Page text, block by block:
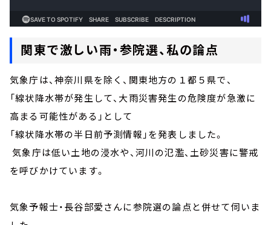
関東で激しい雨・参院選、私の論点
気象庁は、神奈川県を除く、関東地方の１都５県で、
「線状降水帯が発生して、大雨災害発生の危険度が急激に
高まる可能性がある」として
「線状降水帯の半日前予測情報」を発表しました。
気象庁は低い土地の浸水や、河川の氾濫、土砂災害に警戒
を呼びかけています。
気象予報士・長谷部愛さんに参院選の論点と併せて伺いま